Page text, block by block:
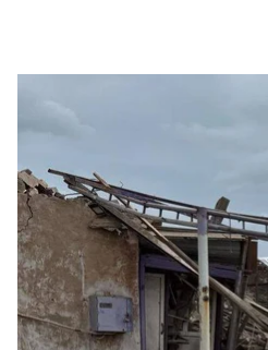
Войска рф 2 июля
шестеро получили
Об этомсообщилглава
В частности, в
между Покровском и
Кроме того, в результате